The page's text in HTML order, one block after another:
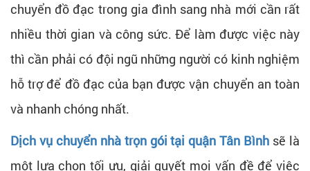
chuyển đồ đạc trong gia đình sang nhà mới cần rất
nhiều thời gian và công sức. Để làm được việc này
thì cần phải có đội ngũ những người có kinh nghiệm
hỗ trợ để đồ đạc của bạn được vận chuyển an toàn
và nhanh chóng nhất.
Dịch vụ chuyển nhà trọn gói tại quận Tân Bình sẽ là
một lựa chọn tối ưu, giải quyết mọi vấn đề để việc